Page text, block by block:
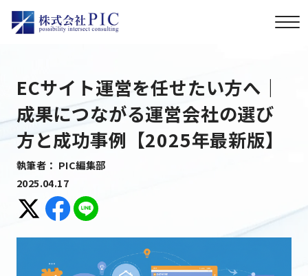
ECサイト運営を任せたい方へ｜
成果につながる運営会社の選び
方と成功事例【2025年最新版】
執筆者： PIC編集部
2025.04.17